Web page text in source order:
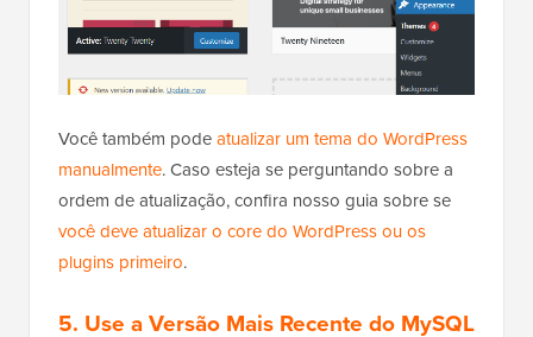
Você também podeatualizar um tema do WordPress
manualmente. Caso esteja se perguntando sobre a
ordem de atualização, confira nosso guia sobre se
você deve atualizar o core do WordPress ou os
plugins primeiro.
5. Use a Versão Mais Recente do MySQL